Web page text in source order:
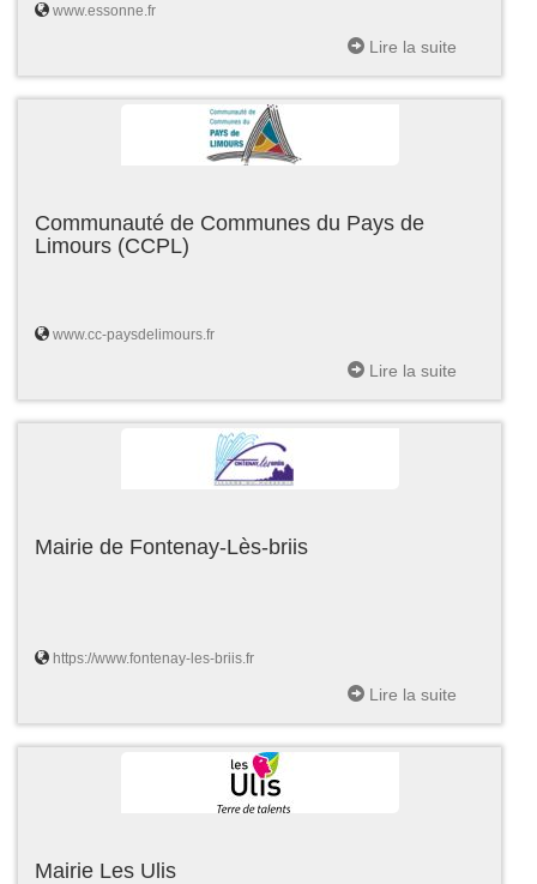
www.essonne.fr
Lire la suite
Communauté de Communes du Pays de
Limours (CCPL)
www.cc-paysdelimours.fr
Lire la suite
Mairie de Fontenay-Lès-briis
https://www.fontenay-les-briis.fr
Lire la suite
Mairie Les Ulis